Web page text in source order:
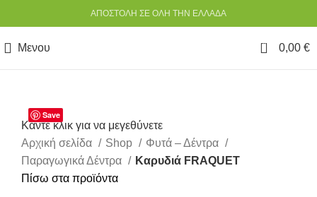
ΑΠΟΣΤΟΛΗ ΣΕ ΟΛΗ ΤΗΝ ΕΛΛΑΔΑ
Μενου 0 0,00 €
Save
Κάντε κλικ για να μεγεθύνετε
Αρχική σελίδα
Shop
Φυτά – Δέντρα
Παραγωγικά Δέντρα
Καρυδιά FRAQUET
Πίσω στα προϊόντα